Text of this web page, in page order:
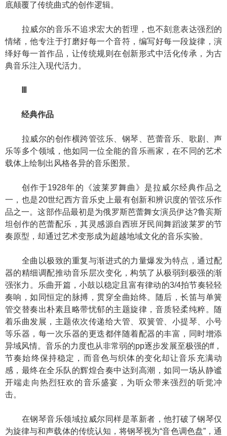
底颠覆了传统曲式的创作逻辑。
拉威尔的音乐不追求宏大的哲理，也不刻意表达强烈的
情绪，他专注于打磨好每一个音符，编写好每一段旋律，演
绎好每一首作品，让传统规则在创新形式中活化传承，为古
典音乐注入现代活力。
经典作品
拉威尔的创作横跨管弦乐、钢琴、芭蕾音乐、歌剧、声
乐等多个领域，他如同一位全能的音乐画家，在不同的艺术
载体上绘制出风格各异的音乐图景。
创作于1928年的《波莱罗舞曲》是拉威尔经典作品之
一，也是20世纪西方音乐史上最有创新和辨识度的管弦乐作
品之一。这部作品最初是为俄罗斯芭蕾舞女演员伊达?鲁宾斯
坦创作的芭蕾配乐，其灵感源自西班牙民间舞蹈波莱罗的节
奏原型，却通过艺术变形成为超越地域文化的音乐实验。
全曲以极致的重复与渐进式的力量爆发为特点，通过配
器的精细调配推动音乐层次变化，构筑了从极弱到极强的渐
强张力。乐曲开篇，小鼓以稳定且富有律动的3/4拍节奏轻轻
奏响，如同恒定的脉搏，贯穿全曲始终。随后，长笛与单簧
管交替奏出朴素且略带忧郁的主题旋律，音质轻柔纯粹。随
着乐曲发展，主题依次传递给大管、双簧管、小提琴、小号
等乐器，每一次乐器的更迭都伴随着配器的丰富，同时增添
异域风情。音乐的力度也从非常弱的pp逐步发展至极强的ff，
节奏始终保持稳定，而音色与织体的变化却让音乐充满动
感，最终在全乐队的辉煌合奏中达到高潮，如同一场从静谧
开端走向热烈狂欢的音乐盛宴，为听众带来强烈的听觉冲
击。
在钢琴音乐领域拉威尔同样是革新者，他打破了钢琴仅
为旋律与和声载体的传统认知，将钢琴视为“音色调色盘”，通